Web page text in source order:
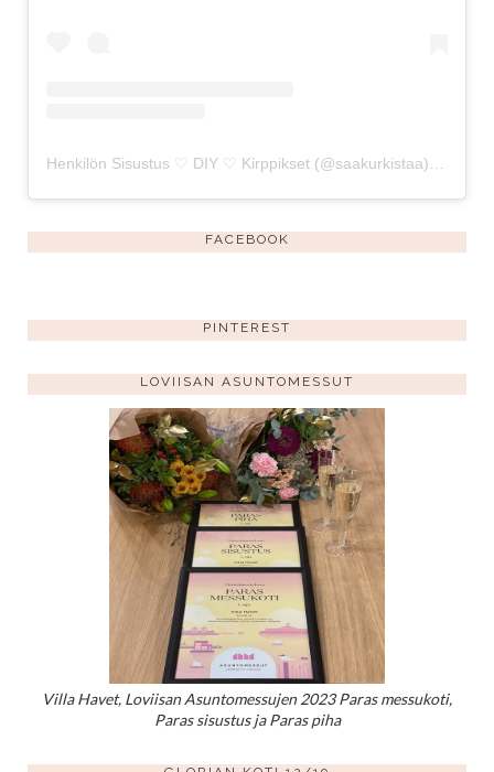
FACEBOOK
PINTEREST
LOVIISAN ASUNTOMESSUT
Villa Havet, Loviisan Asuntomessujen 2023 Paras messukoti,
Paras sisustus ja Paras piha